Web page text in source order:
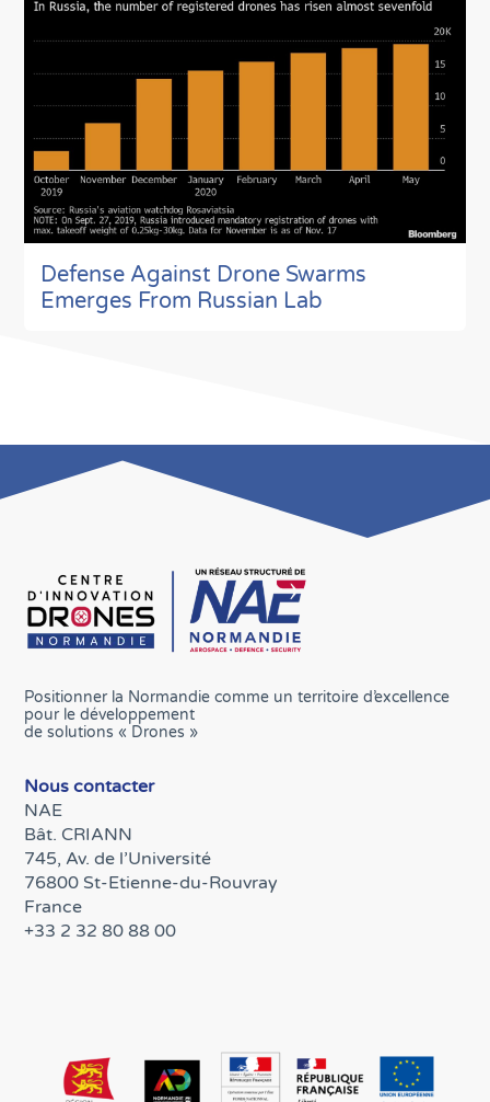
Defense Against Drone Swarms
Emerges From Russian Lab
Positionner la Normandie comme un territoire d’excellence
pour le développement
de solutions « Drones »
Nous contacter
NAE
Bât. CRIANN
745, Av. de l’Université
76800 St-Etienne-du-Rouvray
France
+33 2 32 80 88 00